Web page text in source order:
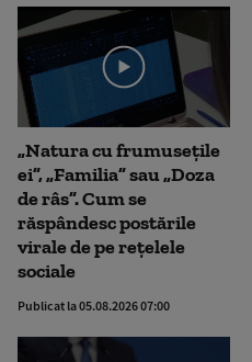
„Natura cu frumusețile
ei”, „Familia” sau „Doza
de râs”. Cum se
răspândesc postările
virale de pe rețelele
sociale
Publicat la 05.08.2026 07:00